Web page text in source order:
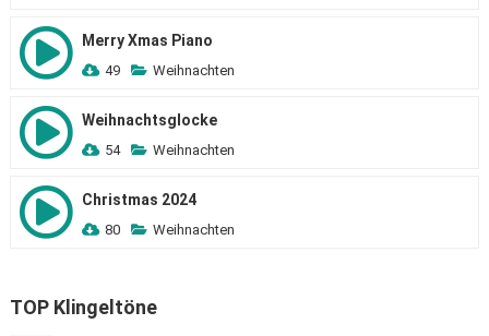
Merry Xmas Piano
49 Weihnachten
Weihnachtsglocke
54 Weihnachten
Christmas 2024
80 Weihnachten
TOP Klingeltöne